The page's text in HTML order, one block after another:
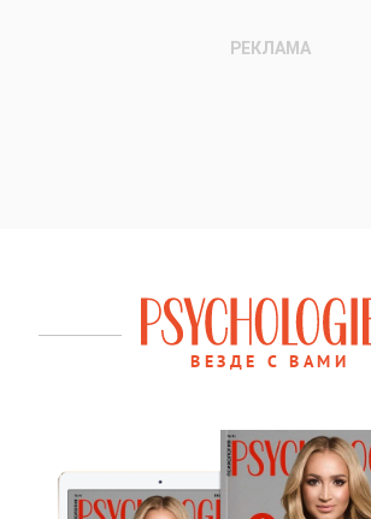
ВЕЗДЕ С ВАМИ